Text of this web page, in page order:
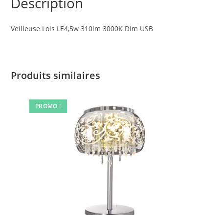
Veilleuse Lois LE4,5w 310lm 3000K Dim USB
Produits similaires
PROMO !